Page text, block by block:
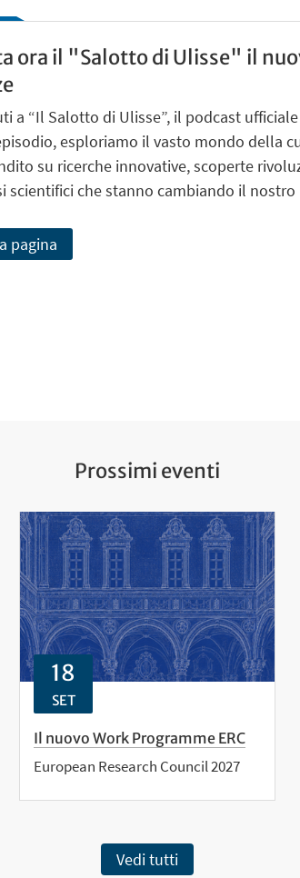
ora il "Salotto di Ulisse" il
a “Il Salotto di Ulisse”, il podcast
esploriamo il vasto mondo della
su ricerche innovative, scoperte
scientifici che stanno cambiando il
pagina
Prossimi eventi
18
SET
Il nuovo Work Programme ERC
European Research Council 2027
Vedi tutti